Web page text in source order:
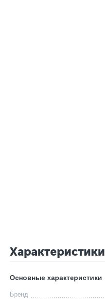
Характеристики
Основные характеристики
Бренд